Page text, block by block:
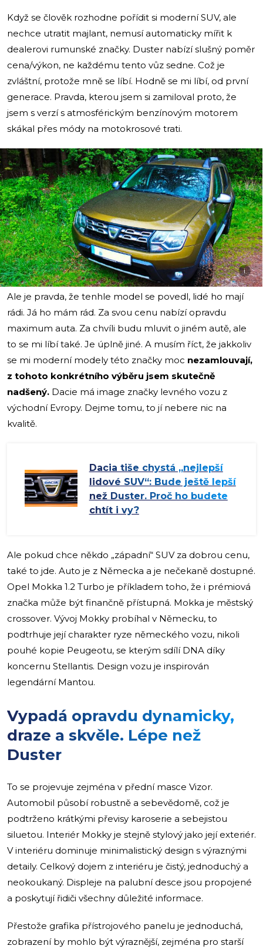
Když se člověk rozhodne pořídit si moderní SUV, ale
nechce utratit majlant, nemusí automaticky mířit k
dealerovi rumunské značky. Duster nabízí slušný poměr
cena/výkon, ne každému tento vůz sedne. Což je
zvláštní, protože mně se líbí. Hodně se mi líbí, od první
generace. Pravda, kterou jsem si zamiloval proto, že
jsem s verzí s atmosférickým benzínovým motorem
skákal přes módy na motokrosové trati.
i
Ale je pravda, že tenhle model se povedl, lidé ho mají
rádi. Já ho mám rád. Za svou cenu nabízí opravdu
maximum auta. Za chvíli budu mluvit o jiném autě, ale
to se mi líbí také. Je úplně jiné. A musím říct, že jakkoliv
se mi moderní modely této značky moc nezamlouvají,
z tohoto konkrétního výběru jsem skutečně
nadšený. Dacie má image značky levného vozu z
východní Evropy. Dejme tomu, to jí nebere nic na
kvalitě.
Dacia tiše chystá „nejlepší
lidové SUV“: Bude ještě lepší
než Duster. Proč ho budete
chtít i vy?
Ale pokud chce někdo „západní“ SUV za dobrou cenu,
také to jde. Auto je z Německa a je nečekaně dostupné.
Opel Mokka 1.2 Turbo je příkladem toho, že i prémiová
značka může být finančně přístupná. Mokka je městský
crossover. Vývoj Mokky probíhal v Německu, to
podtrhuje její charakter ryze německého vozu, nikoli
pouhé kopie Peugeotu, se kterým sdílí DNA díky
koncernu Stellantis. Design vozu je inspirován
legendární Mantou.
Vypadá opravdu dynamicky,
draze a skvěle. Lépe než
Duster
To se projevuje zejména v přední masce Vizor.
Automobil působí robustně a sebevědomě, což je
podtrženo krátkými převisy karoserie a sebejistou
siluetou. Interiér Mokky je stejně stylový jako její exteriér.
V interiéru dominuje minimalistický design s výraznými
detaily. Celkový dojem z interiéru je čistý, jednoduchý a
neokoukaný. Displeje na palubní desce jsou propojené
a poskytují řidiči všechny důležité informace.
Přestože grafika přístrojového panelu je jednoduchá,
zobrazení by mohlo být výraznější, zejména pro starší